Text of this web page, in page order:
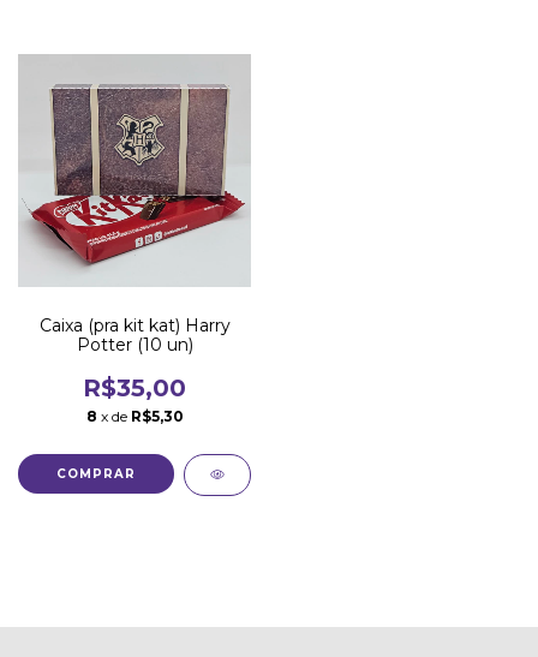
Caixa (pra kit kat) Harry
Potter (10 un)
R$35,00
8 x de R$5,30